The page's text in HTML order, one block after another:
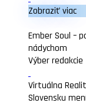
Zobraziť viac
Ember Soul –
nádychom
Výber redakcie
Virtuálna
Slovensku